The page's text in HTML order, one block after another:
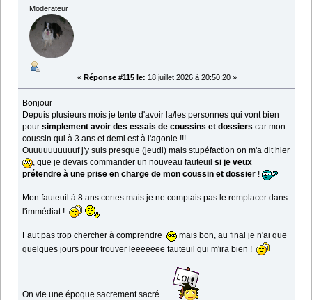
Moderateur
« Réponse #115 le: 18 juillet 2026 à 20:50:20 »
Bonjour
Depuis plusieurs mois je tente d'avoir la/les personnes qui vont bien
poursimplement avoir des essais de coussins et dossierscar mon
coussin qui à 3 ans et demi est à l'agonie !!!
Ouuuuuuuuuuf j'y suis presque (jeudi) mais stupéfaction on m'a dit hier
, que je devais commander un nouveau fauteuilsi je veux
prétendre à une prise en charge de mon coussin et dossier !
Mon fauteuil à 8 ans certes mais je ne comptais pas le remplacer dans
l'immédiat !
Faut pas trop chercher à comprendre
mais bon, au final je n'ai que
quelques jours pour trouver leeeeeee fauteuil qui m'ira bien !
On vie une époque sacrement sacré